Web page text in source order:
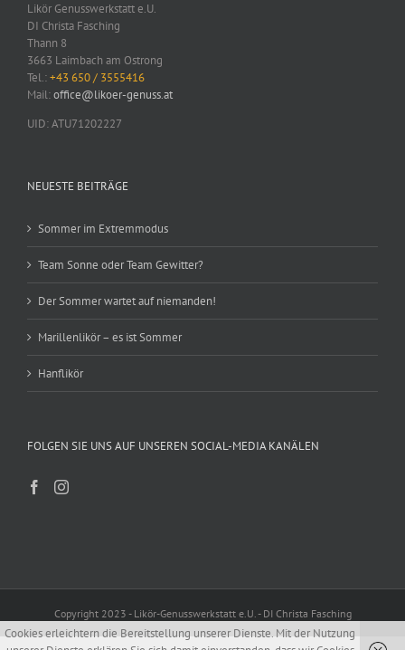
Likör Genusswerkstatt e.U.
DI Christa Fasching
Thann 8
3663 Laimbach am Ostrong
Tel.:+43 650 / 3555416
Mail:office@likoer-genuss.at
UID: ATU71202227
NEUESTE BEITRÄGE
Sommer im Extremmodus
Team Sonne oder Team Gewitter?
Der Sommer wartet auf niemanden!
Marillenlikör – es ist Sommer
Hanflikör
FOLGEN SIE UNS AUF UNSEREN SOCIAL-MEDIA KANÄLEN
Copyright 2023 - Likör-Genusswerkstatt e.U. - DI Christa Fasching
Cookies erleichtern die Bereitstellung unserer Dienste. Mit der Nutzung